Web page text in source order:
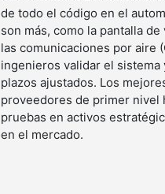
de todo el código en el
son más, como la pantalla
las comunicaciones por aire
ingenieros validar el
plazos ajustados. Los
proveedores de primer nivel
pruebas en activos
en el mercado.